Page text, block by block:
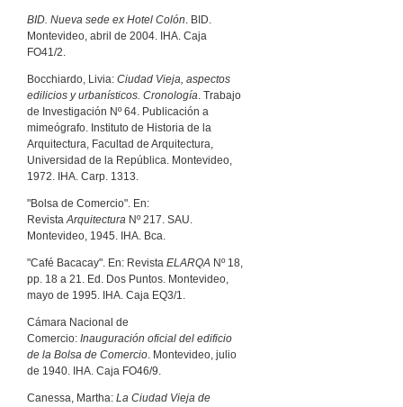
BID. Nueva sede ex Hotel Colón. BID.
Montevideo, abril de 2004. IHA. Caja
FO41/2.
Bocchiardo, Livia: Ciudad Vieja, aspectos
edilicios y urbanísticos. Cronología. Trabajo
de Investigación Nº 64. Publicación a
mimeógrafo. Instituto de Historia de la
Arquitectura, Facultad de Arquitectura,
Universidad de la República. Montevideo,
1972. IHA. Carp. 1313.
"Bolsa de Comercio". En:
RevistaArquitectura Nº 217. SAU.
Montevideo, 1945. IHA. Bca.
"Café Bacacay". En: Revista ELARQA Nº 18,
pp. 18 a 21. Ed. Dos Puntos. Montevideo,
mayo de 1995. IHA. Caja EQ3/1.
Cámara Nacional de
Comercio: Inauguración oficial del edificio
de la Bolsa de Comercio. Montevideo, julio
de 1940. IHA. Caja FO46/9.
Canessa, Martha: La Ciudad Vieja de